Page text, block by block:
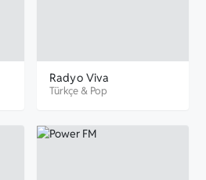
Radyo Viva
Türkçe& Pop